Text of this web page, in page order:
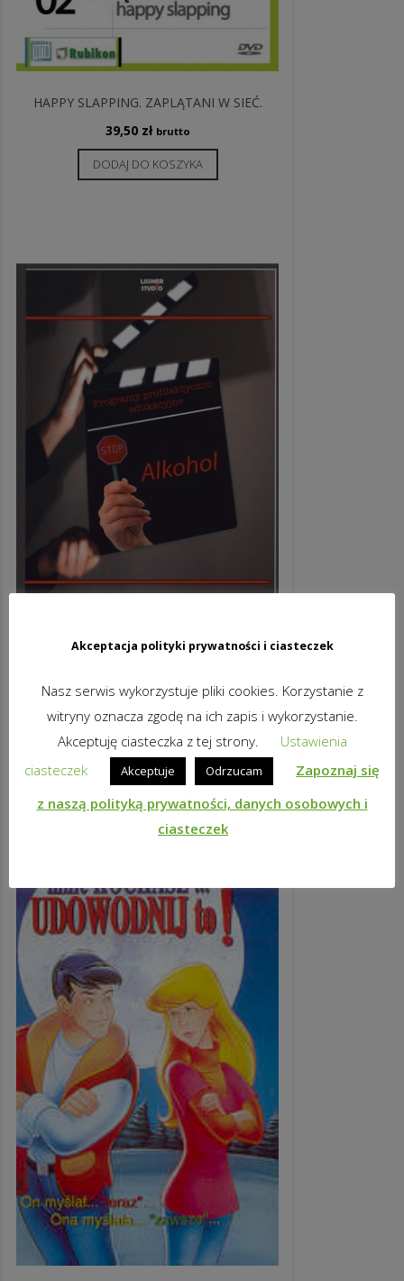
HAPPY SLAPPING. ZAPLĄTANI W SIEĆ.
39,50 zł brutto
DODAJ DO KOSZYKA
39,90zł brutto
DODAJ DO KOSZYKA
Akceptacja polityki prywatności i ciasteczek
Nasz serwis wykorzystuje pliki cookies. Korzystanie z
witryny oznacza zgodę na ich zapis i wykorzystanie.
Akceptuję ciasteczka z tej strony.
Ustawienia
ciasteczek
Akceptuje Odrzucam
Zapoznaj się
z naszą polityką prywatności, danych osobowych i
ciasteczek